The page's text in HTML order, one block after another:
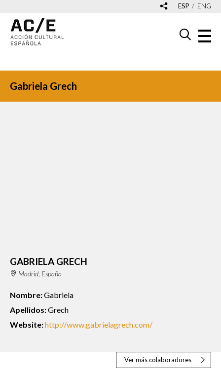
ESP ENG
Gabriela Grech
GABRIELA GRECH
Madrid, España
Nombre:Gabriela
Apellidos:Grech
Website:http://www.gabrielagrech.com/
Ver más colaboradores